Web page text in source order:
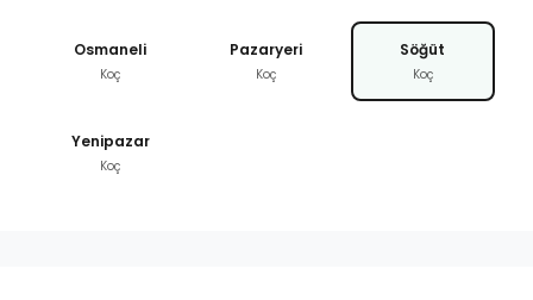
Osmaneli
Koç
Pazaryeri
Koç
Söğüt
Koç
Yenipazar
Koç